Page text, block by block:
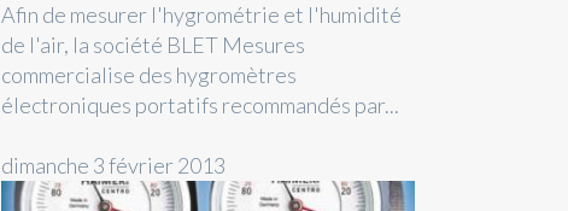
Afin de mesurer l'hygrométrie et l'humidité
de l'air, la société BLET Mesures
commercialise des hygromètres
électroniques portatifs recommandés par...
dimanche 3 février 2013